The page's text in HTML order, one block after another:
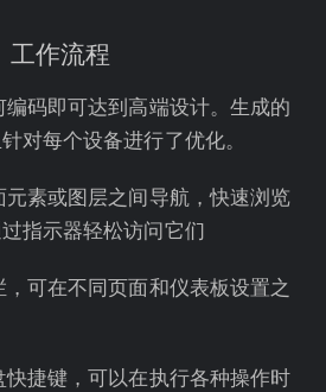
工作流程
编码即可达到高端设计。生成的
对每个设备进行了优化。
元素或图层之间导航，快速浏览
指示器轻松访问它们
，可在不同页面和仪表板设置之
快捷键，可以在执行各种操作时